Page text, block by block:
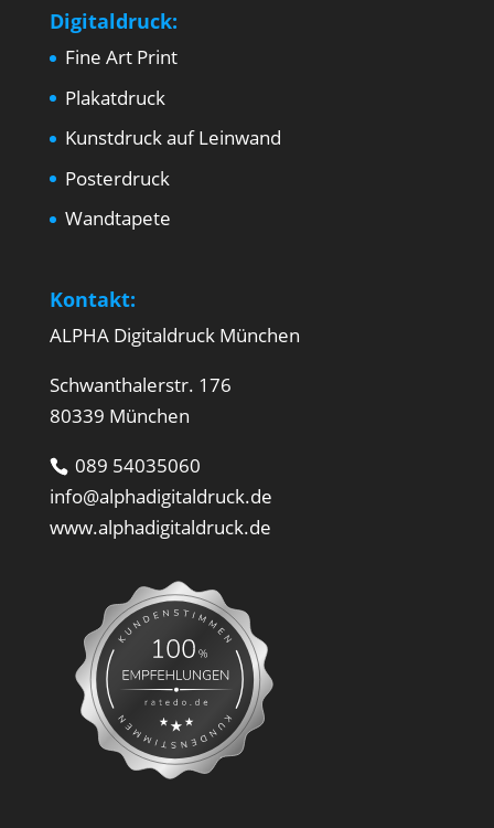
Digitaldruck:
Fine Art Print
Plakatdruck
Kunstdruck auf Leinwand
Posterdruck
Wandtapete
Kontakt:
ALPHA Digitaldruck München
Schwanthalerstr. 176
80339 München
089 54035060
info@alphadigitaldruck.de
www.alphadigitaldruck.de